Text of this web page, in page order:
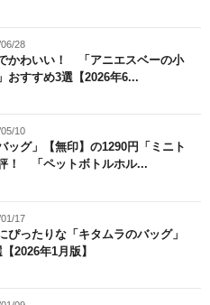
28
かわいい！ 「アニエスベーの小
おすすめ3選【2026年6...
10
ッグ」【無印】の1290円「ミニト
！ 「ペットボトルホル...
17
ぴったりな「キタムラのバッグ」
2026年1月版】